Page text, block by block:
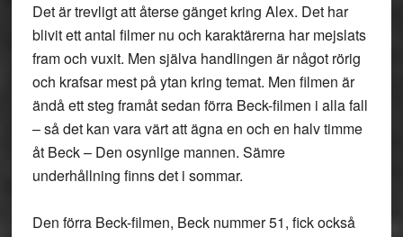
Det är trevligt att återse gänget kring Alex. Det har
blivit ett antal filmer nu och karaktärerna har mejslats
fram och vuxit. Men själva handlingen är något rörig
och krafsar mest på ytan kring temat. Men filmen är
ändå ett steg framåt sedan förra Beck-filmen i alla fall
– så det kan vara värt att ägna en och en halv timme
åt Beck – Den osynlige mannen. Sämre
underhållning finns det i sommar.
Den förra Beck-filmen, Beck nummer 51, fick också